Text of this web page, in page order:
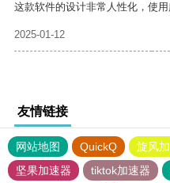
这款软件的设计非常人性化，使用
2025-01-12
友情链接
网站地图 QuickQ 旋风
坚果加速器
tiktok加速器